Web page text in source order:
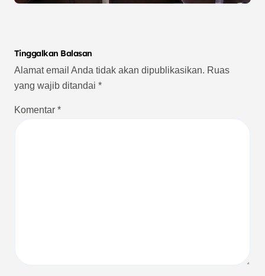
Tinggalkan Balasan
Alamat email Anda tidak akan dipublikasikan. Ruas
yang wajib ditandai *
Komentar *